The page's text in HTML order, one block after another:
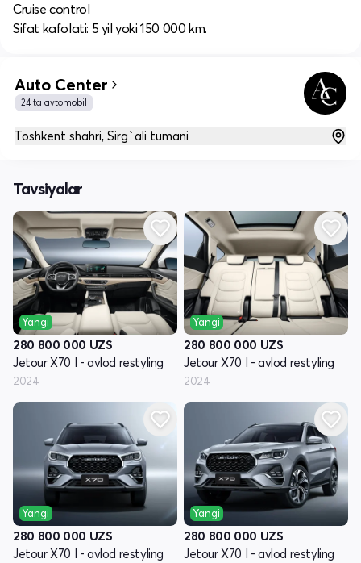
Cruise control
Sifat kafolati: 5 yil yoki 150 000 km.
Auto Center
24 ta avtomobil
Toshkent shahri, Sirg`ali tumani
Tavsiyalar
Yangi
280 800 000 UZS
Jetour X70 I - avlod restyling
2024
Yangi
280 800 000 UZS
Jetour X70 I - avlod restyling
2024
Yangi
280 800 000 UZS
Jetour X70 I - avlod restyling
Yangi
280 800 000 UZS
Jetour X70 I - avlod restyling